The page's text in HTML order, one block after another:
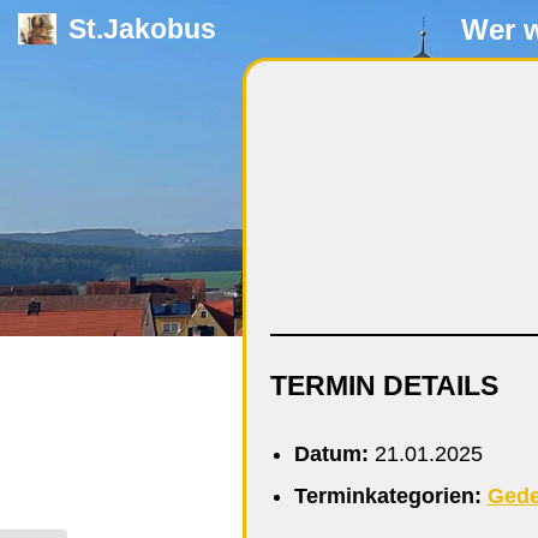
St.Jakobus Wer
TERMIN DETAILS
Datum: 21.01.2025
Terminkategorien: